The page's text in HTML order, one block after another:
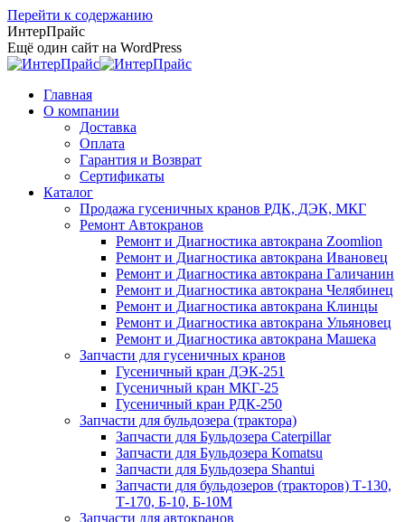
Перейти к содержанию
ИнтерПрайс
Ещё один сайт на WordPress
Главная
О компании
Доставка
Оплата
Гарантия и Возврат
Сертификаты
Каталог
Продажа гусеничных кранов РДК, ДЭК, МКГ
Ремонт Автокранов
Ремонт и Диагностика автокрана Zoomlion
Ремонт и Диагностика автокрана Ивановец
Ремонт и Диагностика автокрана Галичанин
Ремонт и Диагностика автокрана Челябинец
Ремонт и Диагностика автокрана Клинцы
Ремонт и Диагностика автокрана Ульяновец
Ремонт и Диагностика автокрана Машека
Запчасти для гусеничных кранов
Гусеничный кран ДЭК-251
Гусеничный кран МКГ-25
Гусеничный кран РДК-250
Запчасти для бульдозера (трактора)
Запчасти для Бульдозера Caterpillar
Запчасти для Бульдозера Komatsu
Запчасти для Бульдозера Shantui
Запчасти для бульдозеров (тракторов) Т-130,
Т-170, Б-10, Б-10М
Запчасти для автокранов